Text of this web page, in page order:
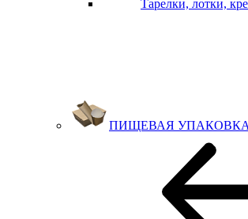
Тарелки, лотки,
ПИЩЕВАЯ УПАКОВКА